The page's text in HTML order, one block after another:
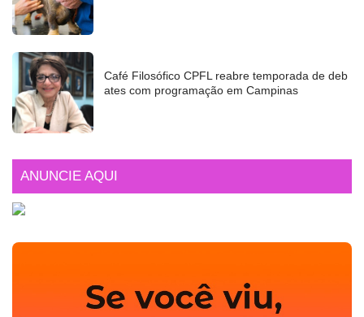
Café Filosófico CPFL reabre temporada de deb
ates com programação em Campinas
ANUNCIE AQUI